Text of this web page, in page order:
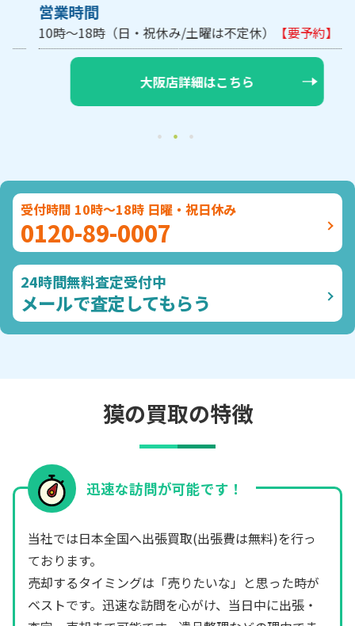
営業時間
10時～18時（日・祝休み/土曜は不定休）【要予約】
大阪店詳細はこちら
受付時間 10時～18時 日曜・祝日休み
0120-89-0007
24時間無料査定受付中
メールで査定してもらう
獏の買取の特徴
迅速な訪問が可能です！
当社では日本全国へ出張買取(出張費は無料)を行っ
ております。
売却するタイミングは「売りたいな」と思った時が
ベストです。迅速な訪問を心がけ、当日中に出張・